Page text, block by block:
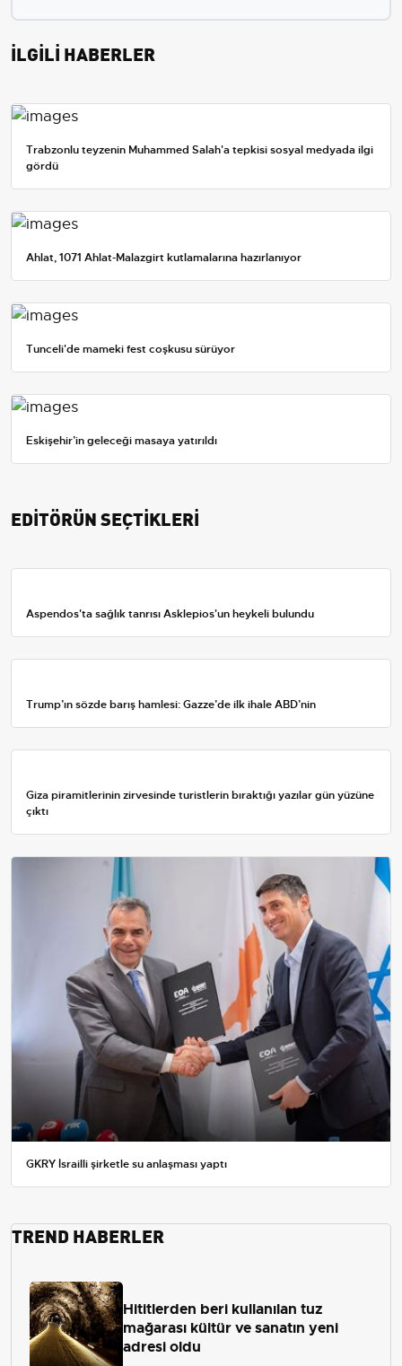
İLGİLİ HABERLER
Trabzonlu teyzenin Muhammed Salah'a tepkisi sosyal medyada ilgi
gördü
Ahlat, 1071 Ahlat-Malazgirt kutlamalarına hazırlanıyor
Tunceli'de mameki fest coşkusu sürüyor
Eskişehir’in geleceği masaya yatırıldı
EDİTÖRÜN SEÇTİKLERİ
Aspendos'ta sağlık tanrısı Asklepios'un heykeli bulundu
Trump’ın sözde barış hamlesi: Gazze’de ilk ihale ABD’nin
Giza piramitlerinin zirvesinde turistlerin bıraktığı yazılar gün yüzüne
çıktı
GKRY İsrailli şirketle su anlaşması yaptı
TREND HABERLER
Hititlerden beri kullanılan tuz
mağarası kültür ve sanatın yeni
adresi oldu